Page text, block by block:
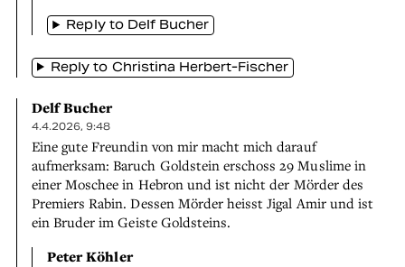
Reply to Delf Bucher
Reply to Christina Herbert-Fischer
Delf Bucher
4.4.2026, 9:48
Eine gute Freundin von mir macht mich darauf
aufmerksam: Baruch Goldstein erschoss 29 Muslime in
einer Moschee in Hebron und ist nicht der Mörder des
Premiers Rabin. Dessen Mörder heisst Jigal Amir und ist
ein Bruder im Geiste Goldsteins.
Peter Köhler